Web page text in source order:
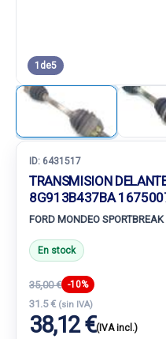
1 de5
ID: 6431517
TRANSMISION
8G913B437BA
FORD MONDEO
En stock
35,00 € -10%
31.5 € (sin IVA)
38,12 €(IVA incl.)